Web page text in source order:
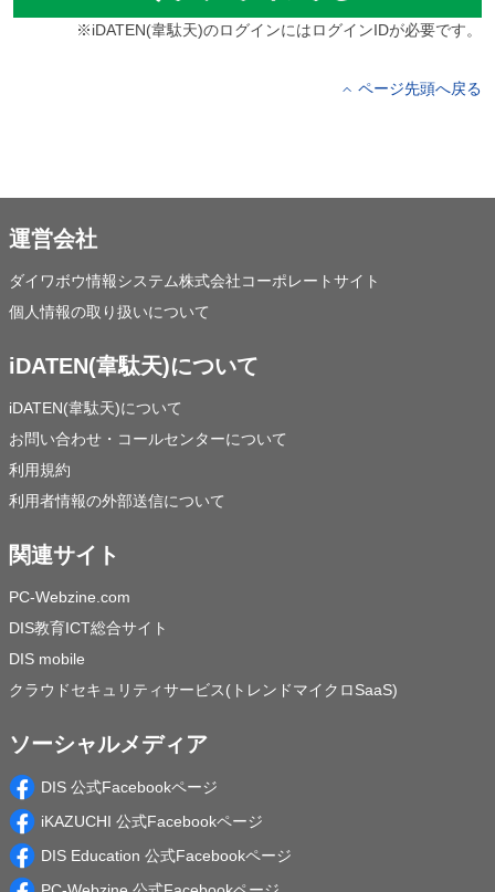
※iDATEN(韋駄天)のログインにはログインIDが必要です。
ページ先頭へ戻る
運営会社
ダイワボウ情報システム株式会社コーポレートサイト
個人情報の取り扱いについて
iDATEN(韋駄天)について
iDATEN(韋駄天)について
お問い合わせ・コールセンターについて
利用規約
利用者情報の外部送信について
関連サイト
PC-Webzine.com
DIS教育ICT総合サイト
DIS mobile
クラウドセキュリティサービス(トレンドマイクロSaaS)
ソーシャルメディア
DIS 公式Facebookページ
iKAZUCHI 公式Facebookページ
DIS Education 公式Facebookページ